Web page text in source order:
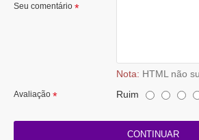
Seu comentário
Nota: HTML não
Avaliação Ruim
CONTINUAR